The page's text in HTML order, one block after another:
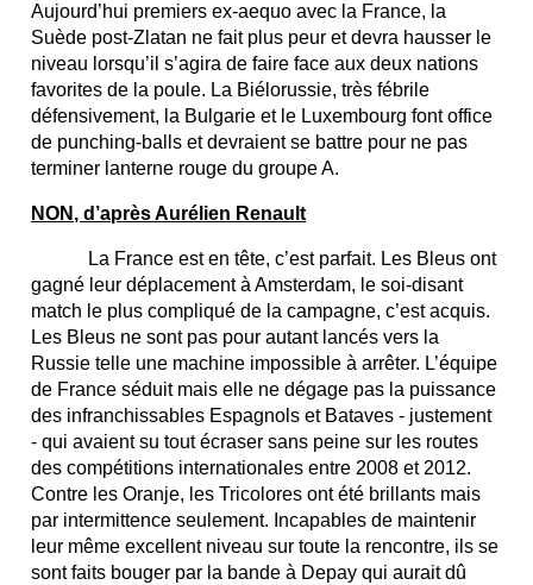
Aujourd’hui premiers ex-aequo avec la France, la
Suède post-Zlatan ne fait plus peur et devra hausser le
niveau lorsqu’il s’agira de faire face aux deux nations
favorites de la poule. La Biélorussie, très fébrile
défensivement, la Bulgarie et le Luxembourg font office
de punching-balls et devraient se battre pour ne pas
terminer lanterne rouge du groupe A.
NON, d’après Aurélien Renault
La France est en tête, c’est parfait. Les Bleus ont
gagné leur déplacement à Amsterdam, le soi-disant
match le plus compliqué de la campagne, c’est acquis.
Les Bleus ne sont pas pour autant lancés vers la
Russie telle une machine impossible à arrêter. L’équipe
de France séduit mais elle ne dégage pas la puissance
des infranchissables Espagnols et Bataves - justement
- qui avaient su tout écraser sans peine sur les routes
des compétitions internationales entre 2008 et 2012.
Contre les Oranje, les Tricolores ont été brillants mais
par intermittence seulement. Incapables de maintenir
leur même excellent niveau sur toute la rencontre, ils se
sont faits bouger par la bande à Depay qui aurait dû